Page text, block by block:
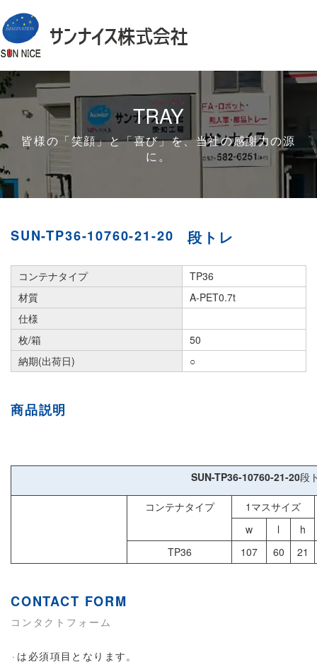
TRAY
皆様の「笑顔」と「喜び」を、当社の感謝力の源
に。
SUN-TP36-10760-21-20 段トレ
コンテナタイプ
TP36
材質
A-PET0.7t
仕様
枚/箱
50
納期(出荷日)
○
商品説明
SUN-TP36-10760-21-20段
コンテナタイプ
1マスサイズ
w
l
h
TP36
107 60 21
CONTACT FORM
コンタクトフォーム
※ は必須項目となります。